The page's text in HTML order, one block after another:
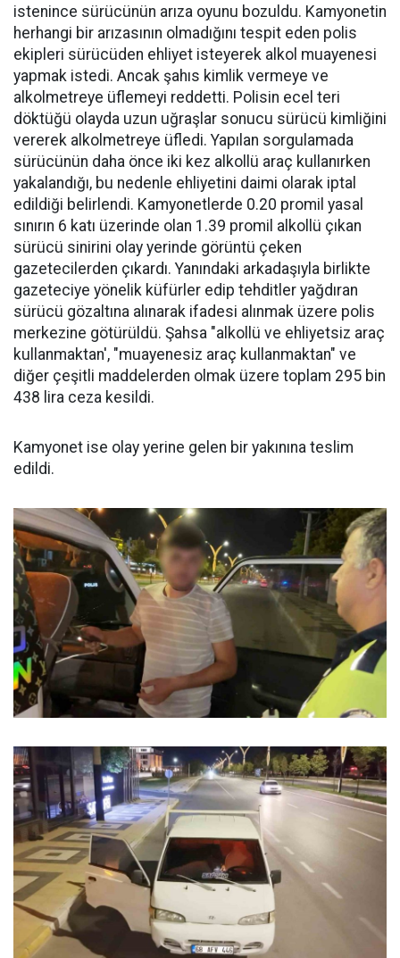
istenince sürücünün arıza oyunu bozuldu. Kamyonetin
herhangi bir arızasının olmadığını tespit eden polis
ekipleri sürücüden ehliyet isteyerek alkol muayenesi
yapmak istedi. Ancak şahıs kimlik vermeye ve
alkolmetreye üflemeyi reddetti. Polisin ecel teri
döktüğü olayda uzun uğraşlar sonucu sürücü kimliğini
vererek alkolmetreye üfledi. Yapılan sorgulamada
sürücünün daha önce iki kez alkollü araç kullanırken
yakalandığı, bu nedenle ehliyetini daimi olarak iptal
edildiği belirlendi. Kamyonetlerde 0.20 promil yasal
sınırın 6 katı üzerinde olan 1.39 promil alkollü çıkan
sürücü sinirini olay yerinde görüntü çeken
gazetecilerden çıkardı. Yanındaki arkadaşıyla birlikte
gazeteciye yönelik küfürler edip tehditler yağdıran
sürücü gözaltına alınarak ifadesi alınmak üzere polis
merkezine götürüldü. Şahsa "alkollü ve ehliyetsiz araç
kullanmaktan', "muayenesiz araç kullanmaktan" ve
diğer çeşitli maddelerden olmak üzere toplam 295 bin
438 lira ceza kesildi.
Kamyonet ise olay yerine gelen bir yakınına teslim
edildi.